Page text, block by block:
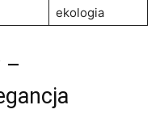
ekologia
–